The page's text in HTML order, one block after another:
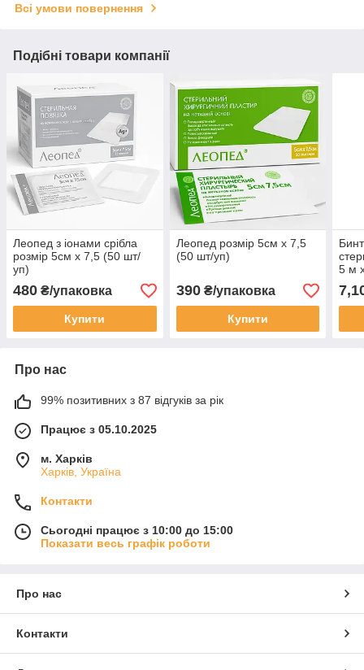
Всі умови повернення
Подібні товари компанії
Леопед з іонами срібла
розмір 5см х 7,5 (50 шт/
уп)
480 ₴/упаковка
Купити
Леопед розмір 5см х 7,5
(50 шт/уп)
390₴/упаковка
Купити
5 м
Про нас
99% позитивних з 87 відгуків за рік
Працює з 05.10.2025
м. Харків
Харків, Україна
Контакти
Сьогодні працює з 10:00 до 15:00
Показати весь графік роботи
Про нас
Контакти